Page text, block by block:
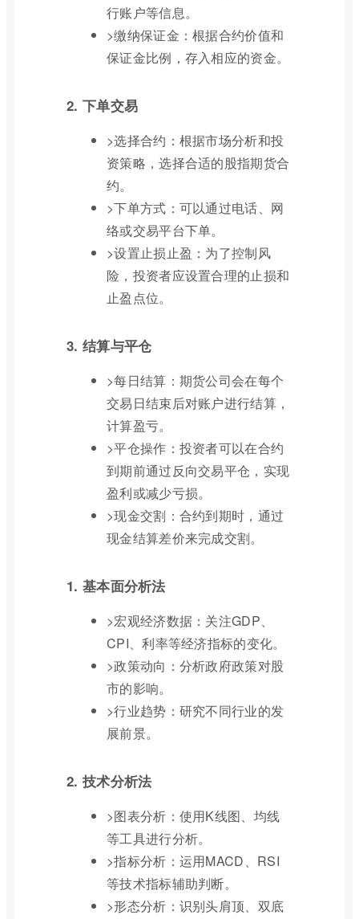
行账户等信息。
>缴纳保证金：根据合约价值和
保证金比例，存入相应的资金。
2. 下单交易
>选择合约：根据市场分析和投
资策略，选择合适的股指期货合
约。
>下单方式：可以通过电话、网
络或交易平台下单。
>设置止损止盈：为了控制风
险，投资者应设置合理的止损和
止盈点位。
3. 结算与平仓
>每日结算：期货公司会在每个
交易日结束后对账户进行结算，
计算盈亏。
>平仓操作：投资者可以在合约
到期前通过反向交易平仓，实现
盈利或减少亏损。
>现金交割：合约到期时，通过
现金结算差价来完成交割。
1. 基本面分析法
>宏观经济数据：关注GDP、
CPI、利率等经济指标的变化。
>政策动向：分析政府政策对股
市的影响。
>行业趋势：研究不同行业的发
展前景。
2. 技术分析法
>图表分析：使用K线图、均线
等工具进行分析。
>指标分析：运用MACD、RSI
等技术指标辅助判断。
>形态分析：识别头肩顶、双底